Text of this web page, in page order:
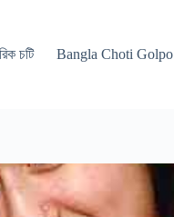
চটি Bangla Choti Golpo